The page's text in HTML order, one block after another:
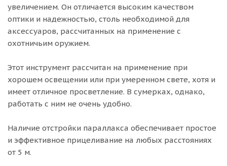
увеличением. Он отличается высоким качеством
оптики и надежностью, столь необходимой для
аксессуаров, рассчитанных на применение с
охотничьим оружием.
Этот инструмент рассчитан на применение при
хорошем освещении или при умеренном свете, хотя и
имеет отличное просветление. В сумерках, однако,
работать с ним не очень удобно.
Наличие отстройки параллакса обеспечивает простое
и эффективное прицеливание на любых расстояниях
от 5 м.